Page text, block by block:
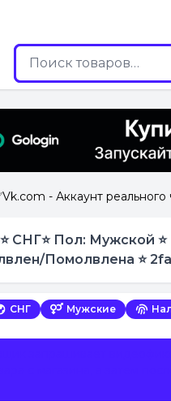
- Аккаунт
СНГ⭐️ Пол:
Помолвлена ⭐️ 2fa
СНГ Мужские